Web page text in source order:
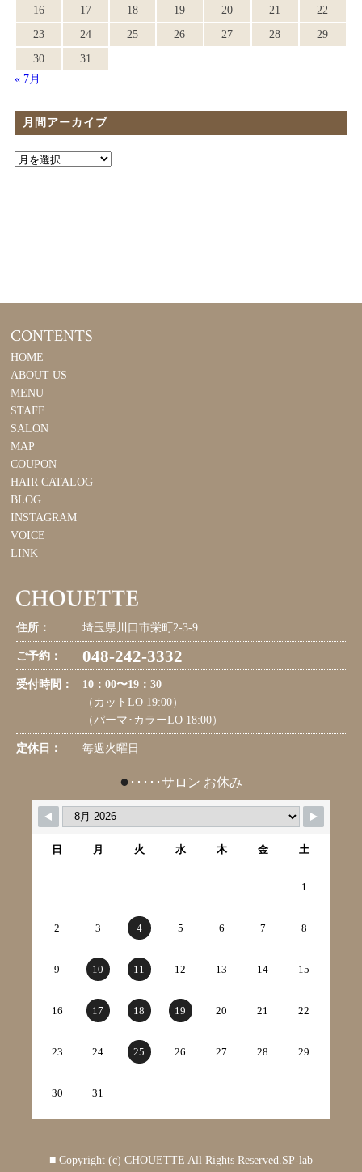
16
17 18 19 20 21
22
23
24 25 26 27 28
29
30
31
« 7月
月間アーカイブ
CONTENTS
HOME
ABOUT US
MENU
STAFF
SALON
MAP
COUPON
HAIR CATALOG
BLOG
INSTAGRAM
VOICE
LINK
住所： 埼玉県川口市栄町2-3-9
ご予約： 048-242-3332
受付時間：
10：00〜19：30
（カットLO 19:00）
（パーマ･カラーLO 18:00）
定休日： 毎週火曜日
● ･････サロン お休み
日 月 火 水 木 金 土
1
2 3 4 5 6 7 8
9 10 11 12 13 14 15
16 17 18 19 20 21 22
23 24 25 26 27 28 29
30 31
■ Copyright (c) CHOUETTE All Rights Reserved. SP-lab